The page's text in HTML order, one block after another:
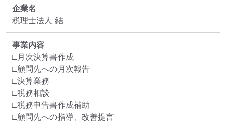
企業名
税理士法人 結
事業内容
□月次決算書作成
□顧問先への月次報告
□決算業務
□税務相談
□税務申告書作成補助
□顧問先への指導、改善提言